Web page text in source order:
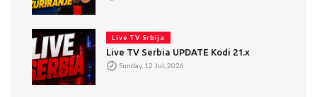
Live TV Srbija
Live TV Serbia UPDATE Kodi 21.x
Sunday, 12 Jul, 2026